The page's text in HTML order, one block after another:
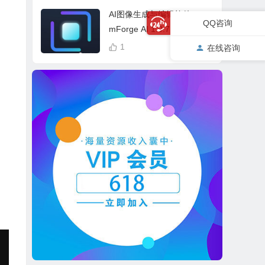
AI图像生成与编辑软件 Drea
mForge AI 1.0.7 中英文多
语言 Win 本地离线运行
1
QQ咨询
在线咨询